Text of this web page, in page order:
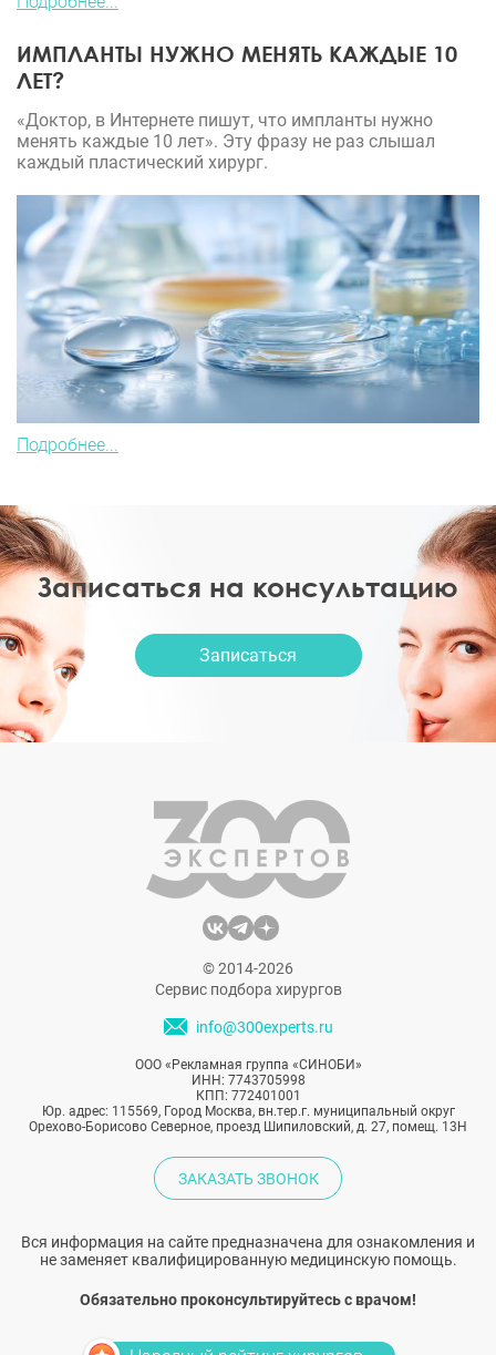
ИМПЛАНТЫ НУЖНО МЕНЯТЬ КАЖДЫЕ 10
ЛЕТ?
«Доктор, в Интернете пишут, что импланты нужно
менять каждые 10 лет». Эту фразу не раз слышал
каждый пластический хирург.
Подробнее...
Записаться на консультацию
Записаться
© 2014-2026
Сервис подбора хирургов
info@300experts.ru
ООО «Рекламная группа «СИНОБИ»
ИНН: 7743705998
КПП: 772401001
Юр. адрес: 115569, Город Москва, вн.тер.г. муниципальный округ
Орехово-Борисово Северное, проезд Шипиловский, д. 27, помещ. 13Н
ЗАКАЗАТЬ ЗВОНОК
Вся информация на сайте предназначена для ознакомления и
не заменяет квалифицированную медицинскую помощь.
Обязательно проконсультируйтесь с врачом!